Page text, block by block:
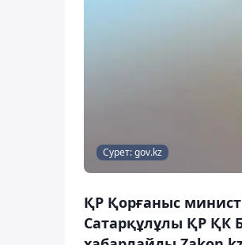
Сурет: gov.kz
ҚР Қорғаныс
Сатарқұлұлы ҚР ҚК